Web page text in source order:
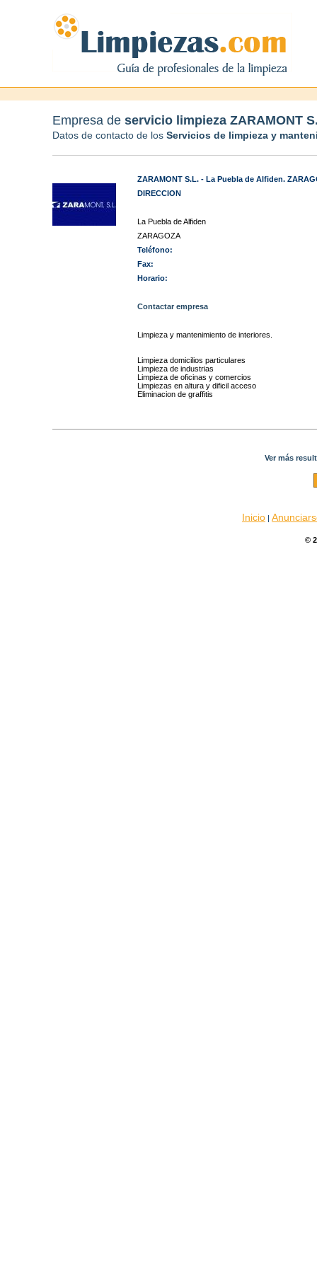
Empresa de servicio limpieza ZARAMONT
Datos de contacto de los Servicios de limpieza y
ZARAMONT S.L. - La Puebla de Alfiden.
DIRECCION
La Puebla de Alfiden
ZARAGOZA
Teléfono:
Fax:
Horario:
Contactar empresa
Limpieza y mantenimiento de interiores.
Limpieza domicilios particulares
Limpieza de industrias
Limpieza de oficinas y comercios
Limpiezas en altura y dificil acceso
Eliminacion de graffitis
Ver más
Inicio |
©